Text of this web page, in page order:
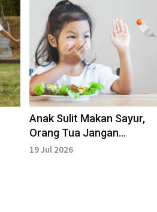
Anak Sulit Makan Sayur,
Orang Tua Jangan
Menyerah
19 Jul 2026